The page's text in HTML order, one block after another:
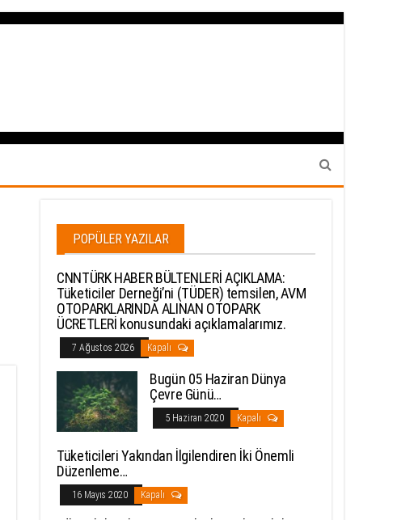
POPÜLER YAZILAR
CNNTÜRK HABER BÜLTENLERİ AÇIKLAMA:
Tüketiciler Derneği’ni (TÜDER) temsilen, AVM
OTOPARKLARINDA ALINAN OTOPARK
ÜCRETLERİ konusundaki açıklamalarımız.
7 Ağustos 2026 Kapalı
Bugün 05 Haziran Dünya
Çevre Günü…
5 Haziran 2020 Kapalı
Tüketicileri Yakından İlgilendiren İki Önemli
Düzenleme…
16 Mayıs 2020 Kapalı